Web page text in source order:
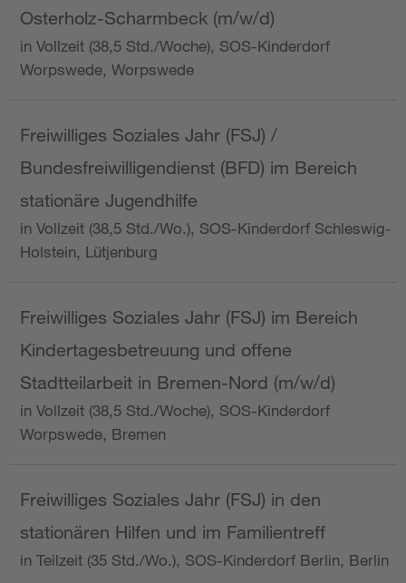
Osterholz-Scharmbeck (m/w/d)
in Vollzeit (38,5 Std./Woche), SOS-Kinderdorf
Worpswede, Worpswede
Freiwilliges Soziales Jahr (FSJ) /
Bundesfreiwilligendienst (BFD) im Bereich
stationäre Jugendhilfe
in Vollzeit (38,5 Std./Wo.), SOS-Kinderdorf Schleswig-
Holstein, Lütjenburg
Freiwilliges Soziales Jahr (FSJ) im Bereich
Kindertagesbetreuung und offene
Stadtteilarbeit in Bremen-Nord (m/w/d)
in Vollzeit (38,5 Std./Woche), SOS-Kinderdorf
Worpswede, Bremen
Freiwilliges Soziales Jahr (FSJ) in den
stationären Hilfen und im Familientreff
in Teilzeit (35 Std./Wo.), SOS-Kinderdorf Berlin, Berlin